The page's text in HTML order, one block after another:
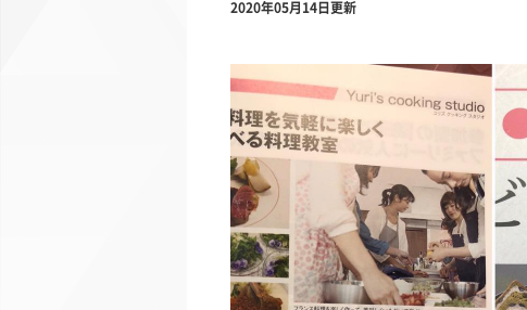
2020年05月14日更新